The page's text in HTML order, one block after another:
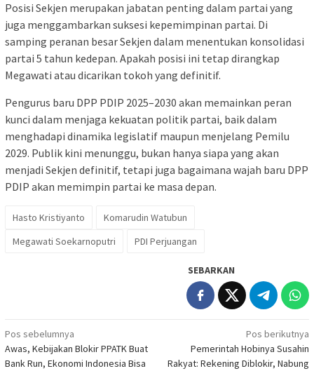
Posisi Sekjen merupakan jabatan penting dalam partai yang
juga menggambarkan suksesi kepemimpinan partai. Di
samping peranan besar Sekjen dalam menentukan konsolidasi
partai 5 tahun kedepan. Apakah posisi ini tetap dirangkap
Megawati atau dicarikan tokoh yang definitif.
Pengurus baru DPP PDIP 2025–2030 akan memainkan peran
kunci dalam menjaga kekuatan politik partai, baik dalam
menghadapi dinamika legislatif maupun menjelang Pemilu
2029. Publik kini menunggu, bukan hanya siapa yang akan
menjadi Sekjen definitif, tetapi juga bagaimana wajah baru DPP
PDIP akan memimpin partai ke masa depan.
Hasto Kristiyanto
Komarudin Watubun
Megawati Soekarnoputri
PDI Perjuangan
SEBARKAN
Navigasi
pos
Pos sebelumnya
Awas, Kebijakan Blokir PPATK Buat
Bank Run, Ekonomi Indonesia Bisa
Pos berikutnya
Pemerintah Hobinya Susahin
Rakyat: Rekening Diblokir, Nabung